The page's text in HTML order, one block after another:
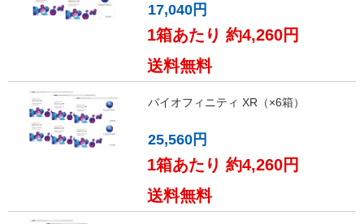
17,040円
1箱あたり 約4,260円
送料無料
バイオフィニティ XR（×6箱）
25,560円
1箱あたり 約4,260円
送料無料